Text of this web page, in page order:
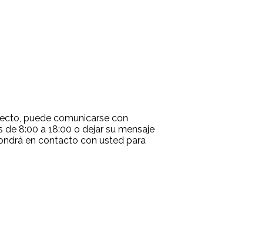
puede comunicarse con
de 8:00 a 18:00 o dejar su mensaje
en contacto con usted para